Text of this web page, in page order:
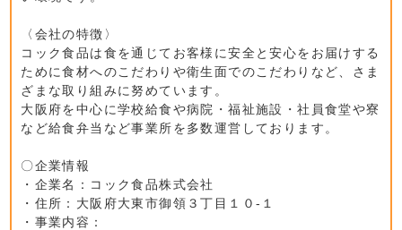
〈会社の特徴〉
コック食品は食を通じてお客様に安全と安心をお届けする
ために食材へのこだわりや衛生面でのこだわりなど、さま
ざまな取り組みに努めています。
大阪府を中心に学校給食や病院・福祉施設・社員食堂や寮
など給食弁当など事業所を多数運営しております。
〇企業情報
・企業名：コック食品株式会社
・住所：大阪府大東市御領３丁目１０-１
・事業内容：